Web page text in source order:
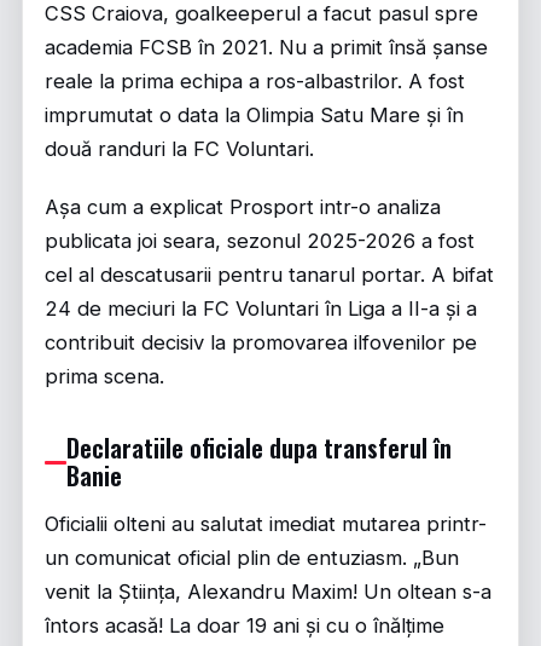
CSS Craiova, goalkeeperul a facut pasul spre
academia FCSB în 2021. Nu a primit însă șanse
reale la prima echipa a ros-albastrilor. A fost
imprumutat o data la Olimpia Satu Mare și în
două randuri la FC Voluntari.
Așa cum a explicat Prosport intr-o analiza
publicata joi seara, sezonul 2025-2026 a fost
cel al descatusarii pentru tanarul portar. A bifat
24 de meciuri la FC Voluntari în Liga a II-a și a
contribuit decisiv la promovarea ilfovenilor pe
prima scena.
Declaratiile oficiale dupa transferul în
Banie
Oficialii olteni au salutat imediat mutarea printr-
un comunicat oficial plin de entuziasm. „Bun
venit la Știința, Alexandru Maxim! Un oltean s-a
întors acasă! La doar 19 ani și cu o înălțime